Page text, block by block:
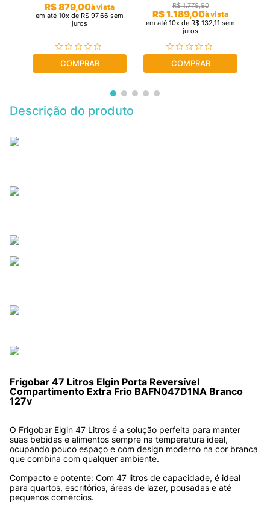
R$879,00à vista
em até 10x de R$ 97,66 sem
juros
COMPRAR
R$ 1.779,90
R$1.189,00à vista
em até 10x de R$ 132,11 sem
juros
COMPRAR
Descrição do produto
Frigobar 47 Litros Elgin Porta Reversível
Compartimento Extra Frio BAFN047D1NA Branco
127v
O Frigobar Elgin 47 Litros é a solução perfeita para manter
suas bebidas e alimentos sempre na temperatura ideal,
ocupando pouco espaço e com design moderno na cor branca
que combina com qualquer ambiente.
Compacto e potente: Com 47 litros de capacidade, é ideal
para quartos, escritórios, áreas de lazer, pousadas e até
pequenos comércios.